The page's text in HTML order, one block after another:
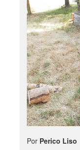
Por Perico Liso